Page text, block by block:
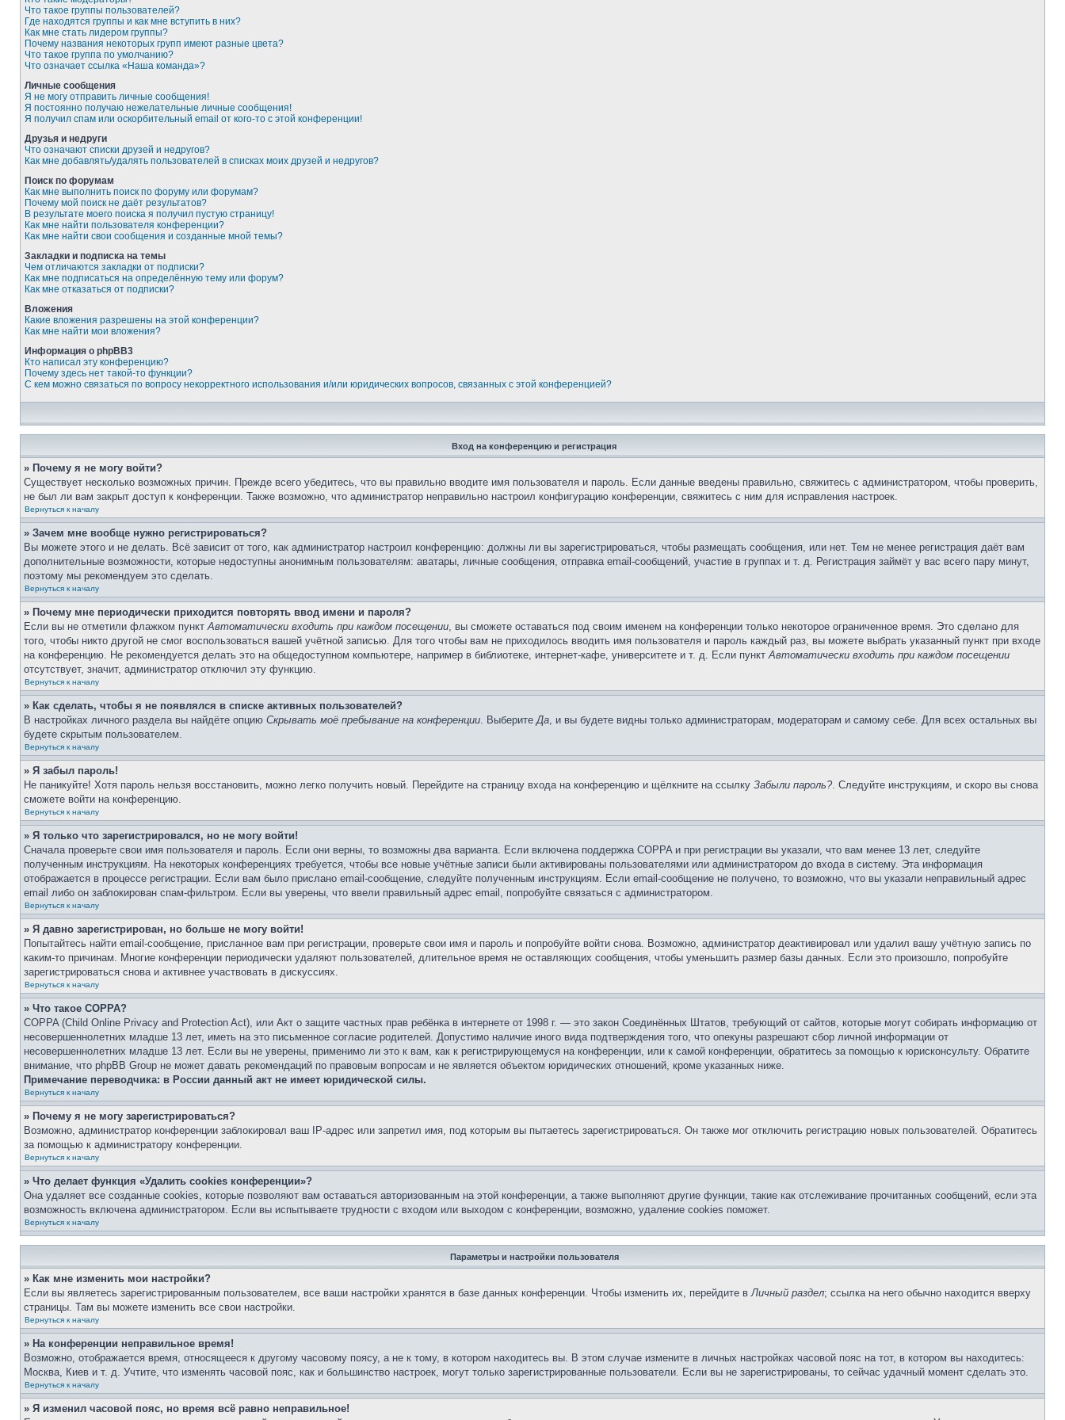
Что такое группы пользователей?
Где находятся группы и как мне вступить в них?
Как мне стать лидером группы?
Почему названия некоторых групп имеют разные цвета?
Что такое группа по умолчанию?
Что означает ссылка «Наша команда»?
Личные сообщения
Я не могу отправить личные сообщения!
Я постоянно получаю нежелательные личные сообщения!
Я получил спам или оскорбительный email от кого-то с этой конференции!
Друзья и недруги
Что означают списки друзей и недругов?
Как мне добавлять/удалять пользователей в списках моих друзей и недругов?
Поиск по форумам
Как мне выполнить поиск по форуму или форумам?
Почему мой поиск не даёт результатов?
В результате моего поиска я получил пустую страницу!
Как мне найти пользователя конференции?
Как мне найти свои сообщения и созданные мной темы?
Закладки и подписка на темы
Чем отличаются закладки от подписки?
Как мне подписаться на определённую тему или форум?
Как мне отказаться от подписки?
Вложения
Какие вложения разрешены на этой конференции?
Как мне найти мои вложения?
Информация о phpBB3
Кто написал эту конференцию?
Почему здесь нет такой-то функции?
С кем можно связаться по вопросу некорректного использования и/или юридических вопросов, связанных с этой конференцией?
Вход на конференцию и регистрация
» Почему я не могу войти?
Существует несколько возможных причин. Прежде всего убедитесь, что вы правильно вводите имя пользователя и пароль. Если данные введены правильно, свяжитесь с администратором, чтобы проверить,
не был ли вам закрыт доступ к конференции. Также возможно, что администратор неправильно настроил конфигурацию конференции, свяжитесь с ним для исправления настроек.
Вернуться к началу
» Зачем мне вообще нужно регистрироваться?
Вы можете этого и не делать. Всё зависит от того, как администратор настроил конференцию: должны ли вы зарегистрироваться, чтобы размещать сообщения, или нет. Тем не менее регистрация даёт вам
дополнительные возможности, которые недоступны анонимным пользователям: аватары, личные сообщения, отправка email-сообщений, участие в группах и т. д. Регистрация займёт у вас всего пару минут,
поэтому мы рекомендуем это сделать.
Вернуться к началу
» Почему мне периодически приходится повторять ввод имени и пароля?
Если вы не отметили флажком пунктАвтоматически входить при каждом посещении, вы сможете оставаться под своим именем на конференции только некоторое ограниченное время. Это сделано для
того, чтобы никто другой не смог воспользоваться вашей учётной записью. Для того чтобы вам не приходилось вводить имя пользователя и пароль каждый раз, вы можете выбрать указанный пункт при входе
на конференцию. Не рекомендуется делать это на общедоступном компьютере, например в библиотеке, интернет-кафе, университете и т. д. Если пунктАвтоматически входить при каждом посещении
отсутствует, значит, администратор отключил эту функцию.
Вернуться к началу
» Как сделать, чтобы я не появлялся в списке активных пользователей?
В настройках личного раздела вы найдёте опцию Скрывать моё пребывание на конференции. ВыберитеДа, и вы будете видны только администраторам, модераторам и самому себе. Для всех остальных вы
будете скрытым пользователем.
Вернуться к началу
» Я забыл пароль!
Не паникуйте! Хотя пароль нельзя восстановить, можно легко получить новый. Перейдите на страницу входа на конференцию и щёлкните на ссылку Забыли пароль?. Следуйте инструкциям, и скоро вы снова
сможете войти на конференцию.
Вернуться к началу
» Я только что зарегистрировался, но не могу войти!
Сначала проверьте свои имя пользователя и пароль. Если они верны, то возможны два варианта. Если включена поддержка COPPA и при регистрации вы указали, что вам менее 13 лет, следуйте
полученным инструкциям. На некоторых конференциях требуется, чтобы все новые учётные записи были активированы пользователями или администратором до входа в систему. Эта информация
отображается в процессе регистрации. Если вам было прислано email-сообщение, следуйте полученным инструкциям. Если email-сообщение не получено, то возможно, что вы указали неправильный адрес
email либо он заблокирован спам-фильтром. Если вы уверены, что ввели правильный адрес email, попробуйте связаться с администратором.
Вернуться к началу
» Я давно зарегистрирован, но больше не могу войти!
Попытайтесь найти email-сообщение, присланное вам при регистрации, проверьте свои имя и пароль и попробуйте войти снова. Возможно, администратор деактивировал или удалил вашу учётную запись по
каким-то причинам. Многие конференции периодически удаляют пользователей, длительное время не оставляющих сообщения, чтобы уменьшить размер базы данных. Если это произошло, попробуйте
зарегистрироваться снова и активнее участвовать в дискуссиях.
Вернуться к началу
» Что такое COPPA?
COPPA (Child Online Privacy and Protection Act), или Акт о защите частных прав ребёнка в интернете от 1998 г. — это закон Соединённых Штатов, требующий от сайтов, которые могут собирать информацию от
несовершеннолетних младше 13 лет, иметь на это письменное согласие родителей. Допустимо наличие иного вида подтверждения того, что опекуны разрешают сбор личной информации от
несовершеннолетних младше 13 лет. Если вы не уверены, применимо ли это к вам, как к регистрирующемуся на конференции, или к самой конференции, обратитесь за помощью к юрисконсульту. Обратите
внимание, что phpBB Group не может давать рекомендаций по правовым вопросам и не является объектом юридических отношений, кроме указанных ниже.
Примечание переводчика: в России данный акт не имеет юридической силы.
Вернуться к началу
» Почему я не могу зарегистрироваться?
Возможно, администратор конференции заблокировал ваш IP-адрес или запретил имя, под которым вы пытаетесь зарегистрироваться. Он также мог отключить регистрацию новых пользователей. Обратитесь
за помощью к администратору конференции.
Вернуться к началу
» Что делает функция «Удалить cookies конференции»?
Она удаляет все созданные cookies, которые позволяют вам оставаться авторизованным на этой конференции, а также выполняют другие функции, такие как отслеживание прочитанных сообщений, если эта
возможность включена администратором. Если вы испытываете трудности с входом или выходом с конференции, возможно, удаление cookies поможет.
Вернуться к началу
Параметры и настройки пользователя
» Как мне изменить мои настройки?
Если вы являетесь зарегистрированным пользователем, все ваши настройки хранятся в базе данных конференции. Чтобы изменить их, перейдите вЛичный раздел; ссылка на него обычно находится вверху
страницы. Там вы можете изменить все свои настройки.
Вернуться к началу
» На конференции неправильное время!
Возможно, отображается время, относящееся к другому часовому поясу, а не к тому, в котором находитесь вы. В этом случае измените в личных настройках часовой пояс на тот, в котором вы находитесь:
Москва, Киев и т. д. Учтите, что изменять часовой пояс, как и большинство настроек, могут только зарегистрированные пользователи. Если вы не зарегистрированы, то сейчас удачный момент сделать это.
Вернуться к началу
» Я изменил часовой пояс, но время всё равно неправильное!